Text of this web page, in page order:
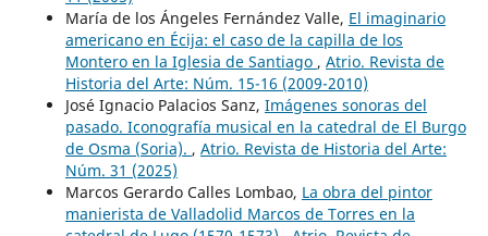
María de los Ángeles Fernández Valle, El imaginario
americano en Écija: el caso de la capilla de los
Montero en la Iglesia de Santiago , Atrio. Revista de
Historia del Arte: Núm. 15-16 (2009-2010)
José Ignacio Palacios Sanz, Imágenes sonoras del
pasado. Iconografía musical en la catedral de El Burgo
de Osma (Soria). , Atrio. Revista de Historia del Arte:
Núm. 31 (2025)
Marcos Gerardo Calles Lombao, La obra del pintor
manierista de Valladolid Marcos de Torres en la